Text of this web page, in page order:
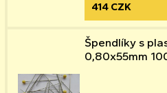
414 CZK
Špendlíky s
0,80x55mm